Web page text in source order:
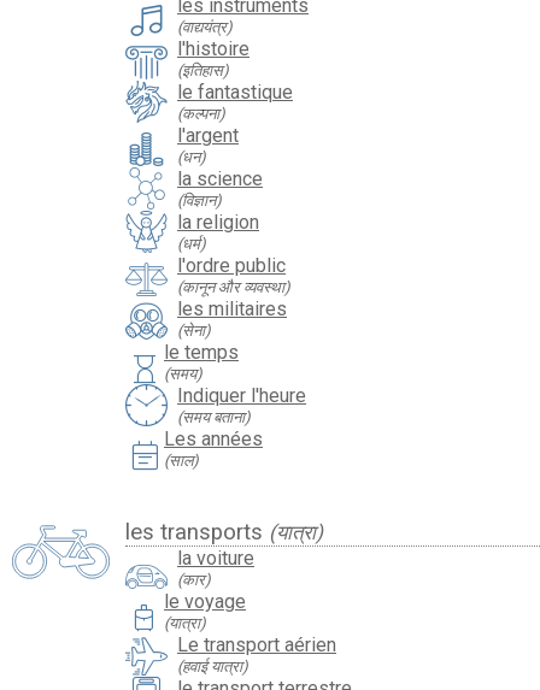
les instruments
(वाद्ययंत्र)
l'histoire
(इतिहास)
le fantastique
(कल्पना)
l'argent
(धन)
la science
(विज्ञान)
la religion
(धर्म)
l'ordre public
(कानून और व्यवस्था)
les militaires
(सेना)
hourglass le temps
(समय)
Indiquer l'heure
(समय बताना)
event_note Les années
(साल)
les transports (यात्रा)
la voiture
(कार)
travel_luggage_and_bags le voyage
(यात्रा)
Le transport aérien
(हवाई यात्रा)